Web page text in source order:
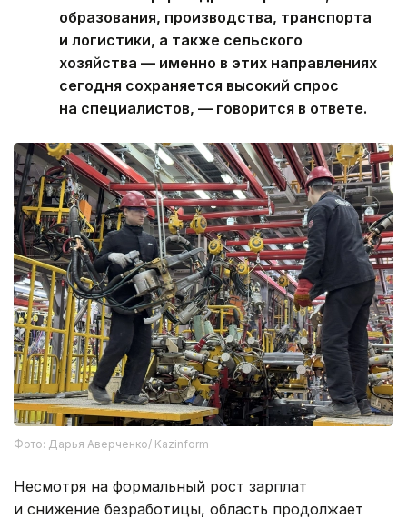
образования, производства, транспорта
и логистики, а также сельского
хозяйства — именно в этих направлениях
сегодня сохраняется высокий спрос
на специалистов, — говорится в ответе.
Фото: Дарья Аверченко/ Kazinform
Несмотря на формальный рост зарплат
и снижение безработицы, область продолжает